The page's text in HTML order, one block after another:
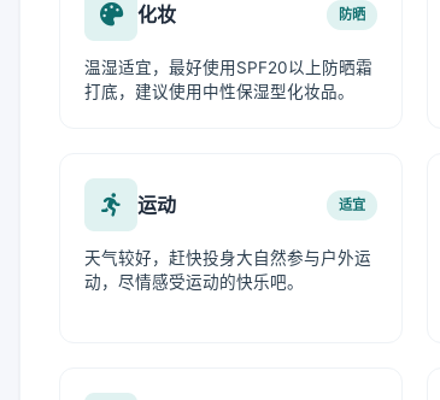
化妆 防晒
温湿适宜，最好使用SPF20以上防晒霜
打底，建议使用中性保湿型化妆品。
运动 适宜
天气较好，赶快投身大自然参与户外运
动，尽情感受运动的快乐吧。